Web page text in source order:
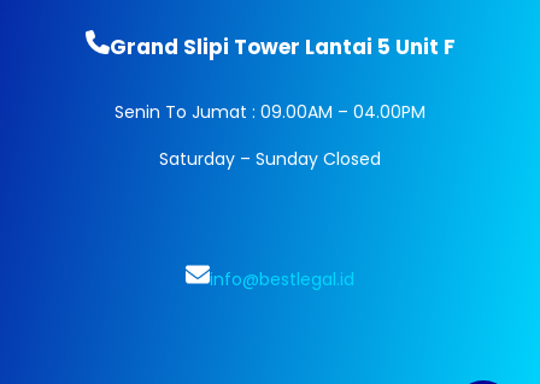
Grand Slipi Tower Lantai 5 Unit F
Senin To Jumat : 09.00AM – 04.00PM
Saturday – Sunday Closed
info@bestlegal.id